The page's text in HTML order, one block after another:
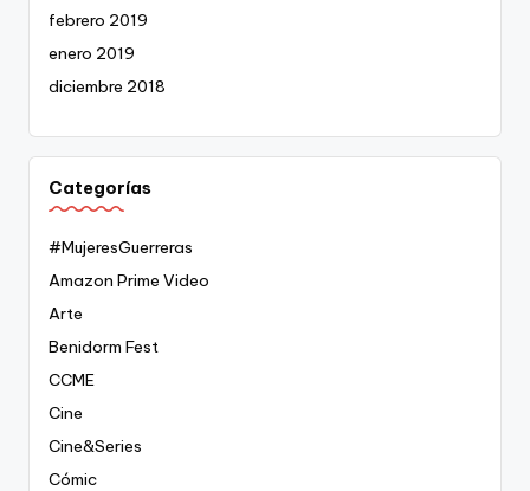
febrero 2019
enero 2019
diciembre 2018
Categorías
#MujeresGuerreras
Amazon Prime Video
Arte
Benidorm Fest
CCME
Cine
Cine&Series
Cómic